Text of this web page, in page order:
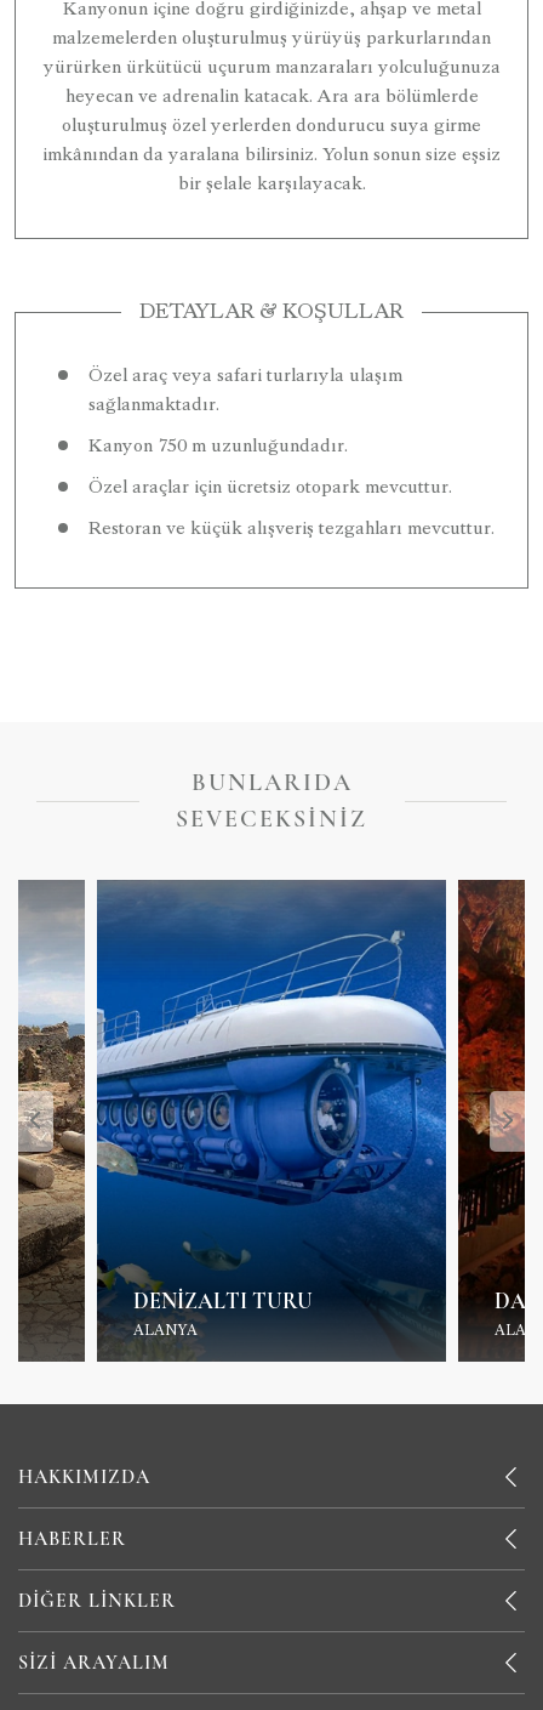
Kanyonun içine doğru girdiğinizde, ahşap ve metal
malzemelerden oluşturulmuş yürüyüş parkurlarından
yürürken ürkütücü uçurum manzaraları yolculuğunuza
heyecan ve adrenalin katacak. Ara ara bölümlerde
oluşturulmuş özel yerlerden dondurucu suya girme
imkânından da yaralana bilirsiniz. Yolun sonun size eşsiz
bir şelale karşılayacak.
DETAYLAR & KOŞULLAR
Özel araç veya safari turlarıyla ulaşım
sağlanmaktadır.
Kanyon 750 m uzunluğundadır.
Özel araçlar için ücretsiz otopark mevcuttur.
Restoran ve küçük alışveriş tezgahları mevcuttur.
BUNLARIDA
SEVECEKSINIZ
DENIZALTI TURU
ALANYA
HAKKIMIZDA
HABERLER
DIĞER LINKLER
SIZI ARAYALIM